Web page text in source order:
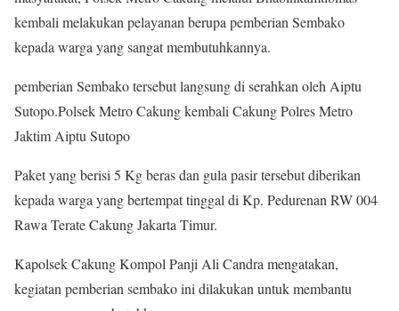
kembali melakukan pelayanan berupa pemberian Sembako
kepada warga yang sangat membutuhkannya.
pemberian Sembako tersebut langsung di serahkan oleh Aiptu
Sutopo.Polsek Metro Cakung kembali Cakung Polres Metro
Jaktim Aiptu Sutopo
Paket yang berisi 5 Kg beras dan gula pasir tersebut diberikan
kepada warga yang bertempat tinggal di Kp. Pedurenan RW 004
Rawa Terate Cakung Jakarta Timur.
Kapolsek Cakung Kompol Panji Ali Candra mengatakan,
kegiatan pemberian sembako ini dilakukan untuk membantu